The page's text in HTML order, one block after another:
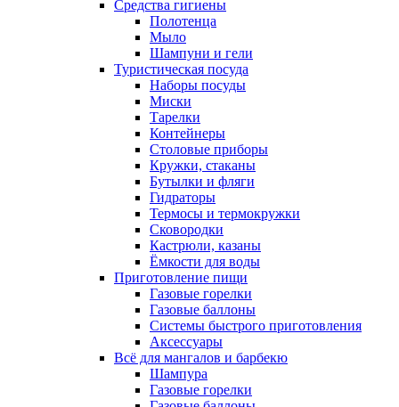
Средства гигиены
Полотенца
Мыло
Шампуни и гели
Туристическая посуда
Наборы посуды
Миски
Тарелки
Контейнеры
Столовые приборы
Кружки, стаканы
Бутылки и фляги
Гидраторы
Термосы и термокружки
Сковородки
Кастрюли, казаны
Ёмкости для воды
Приготовление пищи
Газовые горелки
Газовые баллоны
Системы быстрого приготовления
Аксессуары
Всё для мангалов и барбекю
Шампура
Газовые горелки